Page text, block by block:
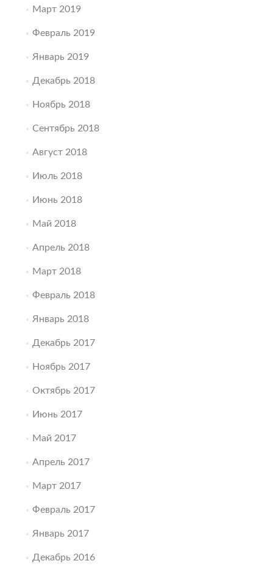
Март 2019
Февраль 2019
Январь 2019
Декабрь 2018
Ноябрь 2018
Сентябрь 2018
Август 2018
Июль 2018
Июнь 2018
Май 2018
Апрель 2018
Март 2018
Февраль 2018
Январь 2018
Декабрь 2017
Ноябрь 2017
Октябрь 2017
Июнь 2017
Май 2017
Апрель 2017
Март 2017
Февраль 2017
Январь 2017
Декабрь 2016